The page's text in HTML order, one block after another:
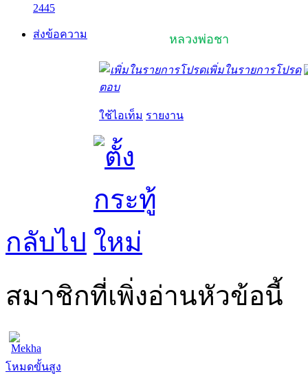
2445
ส่งข้อความ หลวงพ่อชา
เพิ่มในรายการโปรด
ตอบ
ใช้ไอเท็ม รายงาน
กลับไป
สมาชิกที่เพิ่งอ่านหัวข้อนี้
Mekha
โหมดขั้นสูง